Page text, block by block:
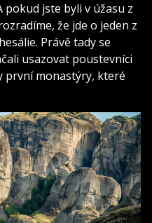
jste byli v úžasu z
že jde o jeden z
Právě tady se
usazovat poustevníci
první monastýry, které